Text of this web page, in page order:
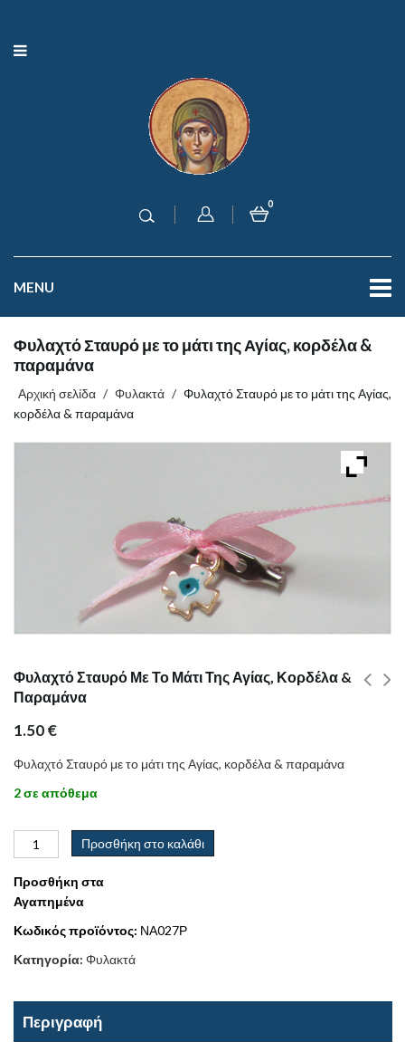
0
MENU
Φυλαχτό Σταυρό με το μάτι της Αγίας, κορδέλα &
παραμάνα
Αρχική σελίδα / Φυλακτά / Φυλαχτό Σταυρό με το μάτι της Αγίας,
κορδέλα & παραμάνα
Φυλαχτό Σταυρό Με Το Μάτι Της Αγίας, Κορδέλα &
Παραμάνα
1.50€
Φυλαχτό Σταυρό με το μάτι της Αγίας, κορδέλα & παραμάνα
2 σε απόθεμα
Προσθήκη στο καλάθι
Προσθήκη στα
Αγαπημένα
Κωδικός προϊόντος: ΝΑ027Ρ
Κατηγορία: Φυλακτά
Περιγραφή